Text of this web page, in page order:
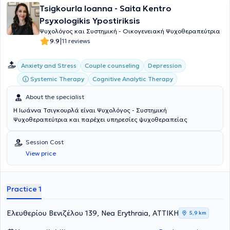
Tsigkourla Ioanna - Saita Kentro
Psyxologikis Ypostiriksis
Ψυχολόγος και Συστημική - Οικογενειακή Ψυχοθεραπεύτρια
9.9|11 reviews
Anxiety and Stress Couple counseling
Depression
Systemic Therapy
Cognitive Analytic Therapy
About the specialist
Η Ιωάννα Τσιγκουρλά είναι Ψυχολόγος - Συστημική
Ψυχοθεραπεύτρια και παρέχει υπηρεσίες ψυχοθεραπείας
Session Cost
View price
Practice 1
Ελευθερίου Βενιζέλου 139, Nea Erythraia, ΑΤΤΙΚΗ 5,9 km